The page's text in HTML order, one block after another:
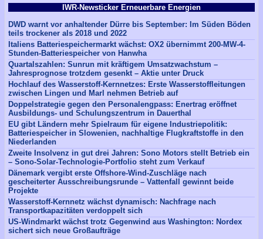
IWR-Newsticker Erneuerbare Energien
DWD warnt vor anhaltender Dürre bis September: Im Süden Böden
teils trockener als 2018 und 2022
Italiens Batteriespeichermarkt wächst: OX2 übernimmt 200-MW-4-
Stunden-Batteriespeicher von Hanwha
Quartalszahlen: Sunrun mit kräftigem Umsatzwachstum –
Jahresprognose trotzdem gesenkt – Aktie unter Druck
Hochlauf des Wasserstoff-Kernnetzes: Erste Wasserstoffleitungen
zwischen Lingen und Marl nehmen Betrieb auf
Doppelstrategie gegen den Personalengpass: Enertrag eröffnet
Ausbildungs- und Schulungszentrum in Dauerthal
EU gibt Ländern mehr Spielraum für eigene Industriepolitik:
Batteriespeicher in Slowenien, nachhaltige Flugkraftstoffe in den
Niederlanden
Zweite Insolvenz in gut drei Jahren: Sono Motors stellt Betrieb ein
– Sono-Solar-Technologie-Portfolio steht zum Verkauf
Dänemark vergibt erste Offshore-Wind-Zuschläge nach
gescheiterter Ausschreibungsrunde – Vattenfall gewinnt beide
Projekte
Wasserstoff-Kernnetz wächst dynamisch: Nachfrage nach
Transportkapazitäten verdoppelt sich
US-Windmarkt wächst trotz Gegenwind aus Washington: Nordex
sichert sich neue Großaufträge